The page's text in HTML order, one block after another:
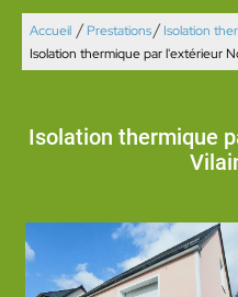
Accueil /Prestations/Isolation
Isolation thermique par l'extérieur
Isolation thermique